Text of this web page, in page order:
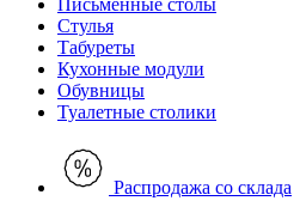
Письменные столы
Стулья
Табуреты
Кухонные модули
Обувницы
Туалетные столики
Распродажа со склада